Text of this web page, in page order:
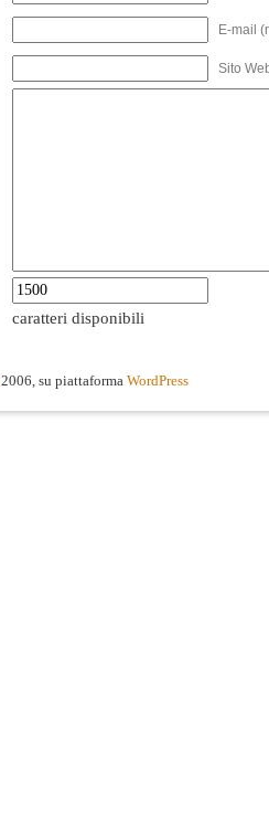
E-mail
Sito
caratteri disponibili
2006, su piattaforma WordPress